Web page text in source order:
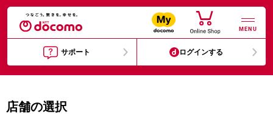
MENU
サポート ログインする
店舗の選択